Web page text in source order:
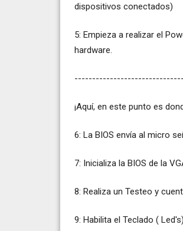
dispositivos conectados)
5: Empieza a realizar el
hardware.
¡Aquí, en este punto es
6: La BIOS envía al micro
7: Inicializa la BIOS de la
8: Realiza un Testeo y
9: Habilita el Teclado (